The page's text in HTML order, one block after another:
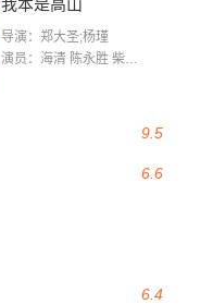
我本是高山
导演：郑大圣;杨瑾
演员：海清 陈永胜 柴烨 王玥婷 万国鹏 美朵达瓦 赵瑞婷 罗解艳 郭莉娜 潘家艳
9.5
6.6
6.4